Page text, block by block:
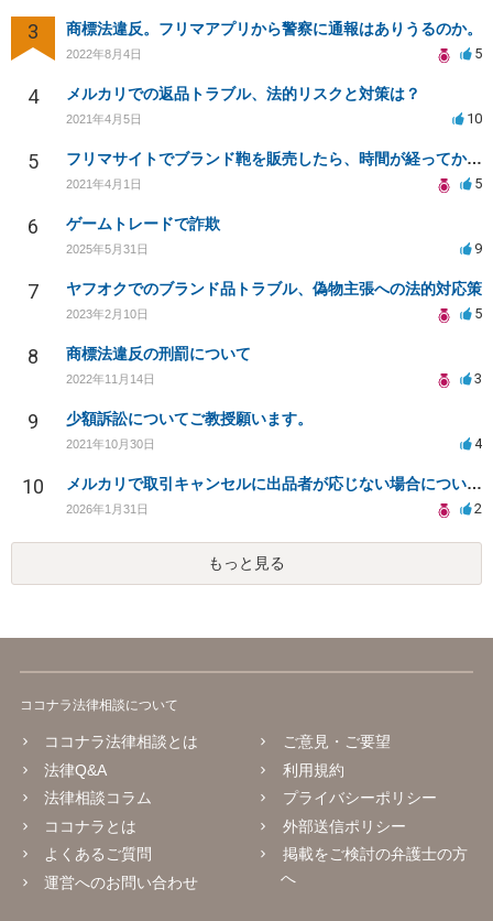
3 商標法違反。フリマアプリから警察に通報はありうるのか。
2022年8月4日 5
4 メルカリでの返品トラブル、法的リスクと対策は？
2021年4月5日 10
5 フリマサイトでブランド鞄を販売したら、時間が経ってから偽物と言われました。
2021年4月1日 5
6 ゲームトレードで詐欺
2025年5月31日 9
7 ヤフオクでのブランド品トラブル、偽物主張への法的対応策
2023年2月10日 5
8 商標法違反の刑罰について
2022年11月14日 3
9 少額訴訟についてご教授願います。
2021年10月30日 4
10 メルカリで取引キャンセルに出品者が応じない場合について。
2026年1月31日 2
もっと見る
ココナラ法律相談について
ココナラ法律相談とは
法律Q&A
法律相談コラム
ココナラとは
よくあるご質問
運営へのお問い合わせ
ご意見・ご要望
利用規約
プライバシーポリシー
外部送信ポリシー
掲載をご検討の弁護士の方
へ